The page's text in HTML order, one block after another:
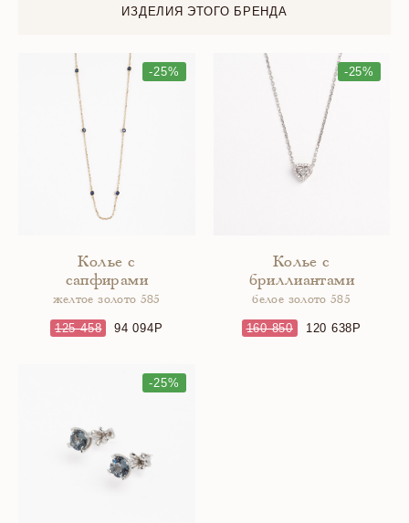
ИЗДЕЛИЯ ЭТОГО БРЕНДА
-25%
Колье с
сапфирами
желтое золото 585
125 458 94 094
-25%
Колье с
бриллиантами
белое золото 585
160 850 120 638
-25%